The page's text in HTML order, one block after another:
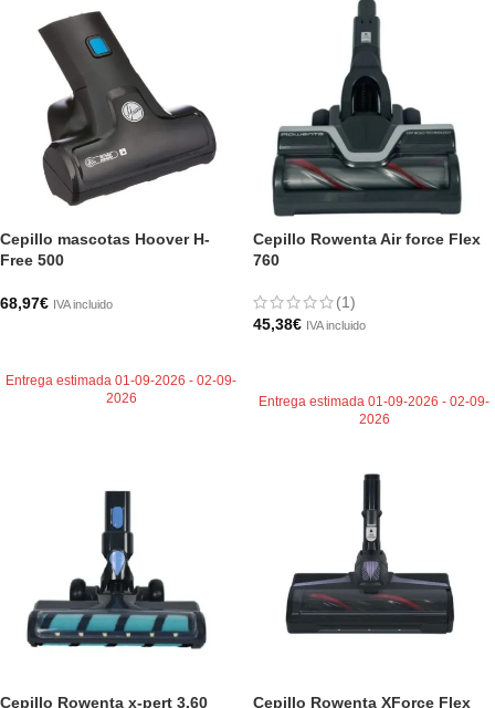
Cepillo mascotas Hoover H-
Free 500
68,97€ IVA incluido
Entrega estimada 01-09-2026 - 02-09-
2026
Cepillo Rowenta Air force Flex
760
(1)
45,38€ IVA incluido
Entrega estimada 01-09-2026 - 02-09-
2026
Cepillo Rowenta x-pert 3.60
Cepillo Rowenta XForce Flex